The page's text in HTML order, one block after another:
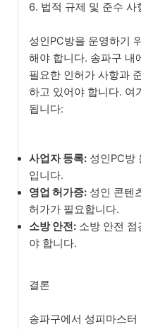
6. 법적 규제 및 준수 사
성인PC방을 운영하기
해야 합니다. 송파구 내
필요한 인허가 사항과
하고 있어야 합니다. 여
됩니다:
사업자 등록: 성인PC방
입니다.
영업 허가증: 성인 콘텐
허가가 필요합니다.
소방 안전: 소방 안전 점
야 합니다.
결론
송파구에서 성피마스